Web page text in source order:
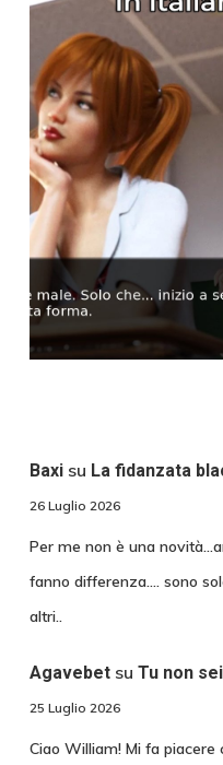
Baxisu La fidanzata
26 Luglio 2026
Per me non è una
fanno differenza.... sono
altri..
Agavebetsu Tu non
25 Luglio 2026
Ciao William! Mi fa